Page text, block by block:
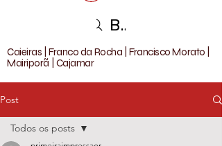
Buscar
Caieiras | Franco da Rocha | Francisco Morato |
Mairiporã | Cajamar
Post
Todos os posts